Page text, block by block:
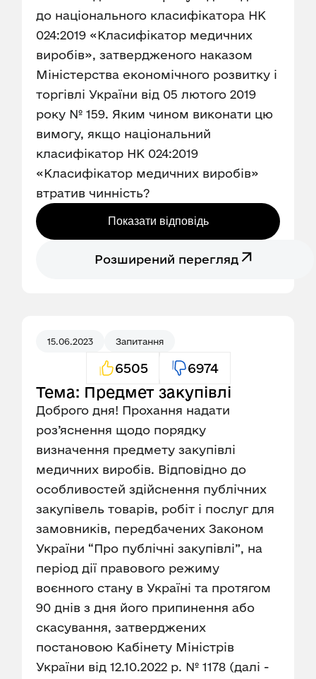
до національного класифікатора НК
024:2019 «Класифікатор медичних
виробів», затвердженого наказом
Міністерства економічного розвитку і
торгівлі України від 05 лютого 2019
року № 159. Яким чином виконати цю
вимогу, якщо національний
класифікатор НК 024:2019
«Класифікатор медичних виробів»
втратив чинність?
Показати відповідь
Розширений перегляд
15.06.2023 Запитання
6505 6974
Тема: Предмет закупівлі
Доброго дня! Прохання надати
роз’яснення щодо порядку
визначення предмету закупівлі
медичних виробів. Відповідно до
особливостей здійснення публічних
закупівель товарів, робіт і послуг для
замовників, передбачених Законом
України “Про публічні закупівлі”, на
період дії правового режиму
воєнного стану в Україні та протягом
90 днів з дня його припинення або
скасування, затверджених
постановою Кабінету Міністрів
України від 12.10.2022 р. № 1178 (далі -